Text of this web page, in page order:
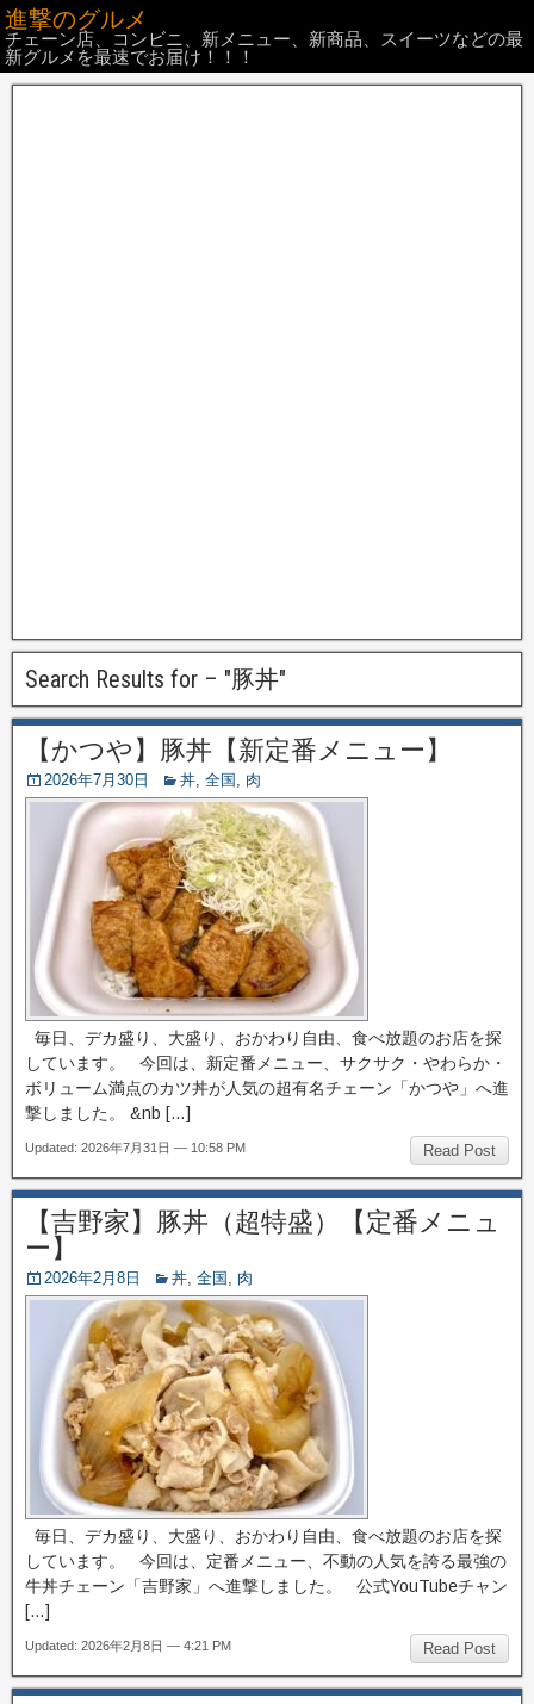
進撃のグルメ
チェーン店、コンビニ、新メニュー、新商品、スイーツなどの最
新グルメを最速でお届け！！！
Search Results for – "豚丼"
【かつや】豚丼【新定番メニュー】
2026年7月30日 丼, 全国 , 肉
毎日、デカ盛り、大盛り、おかわり自由、食べ放題のお店を探
しています。 今回は、新定番メニュー、サクサク・やわらか・
ボリューム満点のカツ丼が人気の超有名チェーン「かつや」へ進
撃しました。 &nb […]
Read Post
Updated: 2026年7月31日 — 10:58 PM
【吉野家】豚丼（超特盛）【定番メニュ
ー】
2026年2月8日 丼, 全国 , 肉
毎日、デカ盛り、大盛り、おかわり自由、食べ放題のお店を探
しています。 今回は、定番メニュー、不動の人気を誇る最強の
牛丼チェーン「吉野家」へ進撃しました。 公式YouTubeチャン
[…]
Read Post
Updated: 2026年2月8日 — 4:21 PM